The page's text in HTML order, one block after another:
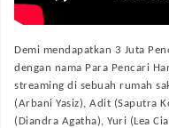
Demi mendapatkan 3 Juta
dengan nama Para Pencari
streaming di sebuah rumah
(Arbani Yasiz), Adit (Saputra
(Diandra Agatha), Yuri (Lea